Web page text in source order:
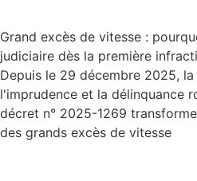
Grand excès de vitesse :
judiciaire dès la première
Depuis le 29 décembre 2025,
l'imprudence et la délinquance
décret n° 2025-1269
des grands excès de vitesse